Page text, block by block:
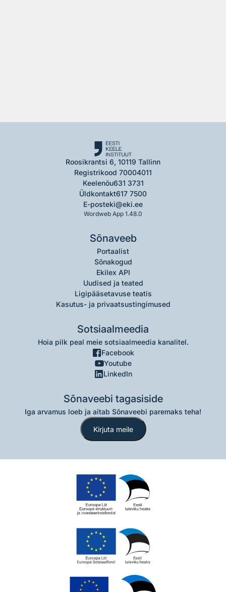
Roosikrantsi 6, 10119 Tallinn
Registrikood 70004011
Keelenõu631 3731
Üldkontakt617 7500
E-posteki@eki.ee
Wordweb App 1.48.0
Sõnaveeb
Portaalist
Sõnakogud
Ekilex API
Uudised ja teated
Ligipääsetavuse teatis
Kasutus- ja privaatsustingimused
Sotsiaalmeedia
Hoia pilk peal meie sotsiaalmeedia kanalitel.
Facebook
Youtube
LinkedIn
Sõnaveebi tagasiside
Iga arvamus loeb ja aitab Sõnaveebi paremaks teha!
Kirjuta meile